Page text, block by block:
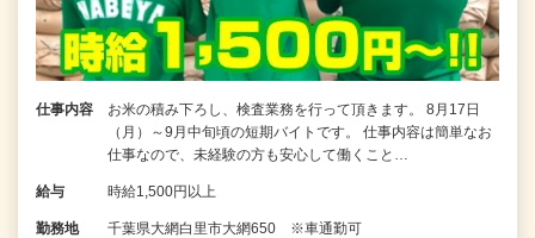
仕事内容
お米の積み下ろし、検査業務を行って頂きます。 8月17日
（月）～9月中旬頃の短期バイトです。 仕事内容は簡単なお
仕事なので、未経験の方も安心して働くこと…
給与 時給1,500円以上
勤務地 千葉県大網白里市大網650 ※車通勤可